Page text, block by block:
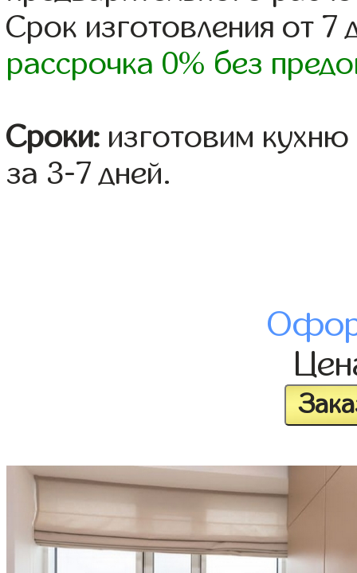
Срок изготовления от 7
рассрочка 0% без
Сроки: изготовим
за 3-7 дней.